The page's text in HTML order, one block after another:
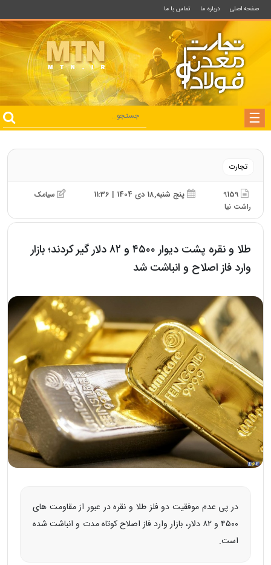
صفحه اصلی درباره ما تماس با ما
تجارت
9159 پنج شنبه,18 دی 1404 | 11:36
سیامک
راشت نیا
طلا و نقره پشت دیوار ۴۵۰۰ و ۸۲ دلار گیر کردند؛ بازار
وارد فاز اصلاح و انباشت شد
در پی عدم موفقیت دو فلز طلا و نقره در عبور از مقاومت های
۴۵۰۰ و ۸۲ دلار، بازار وارد فاز اصلاح کوتاه مدت و انباشت شده
است.